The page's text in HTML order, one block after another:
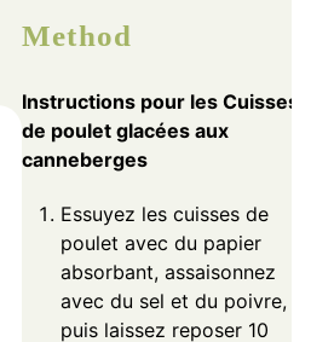
Method
Instructions pour les Cuisses
de poulet glacées aux
canneberges
Essuyez les cuisses de
poulet avec du papier
absorbant, assaisonnez
avec du sel et du poivre,
puis laissez reposer 10